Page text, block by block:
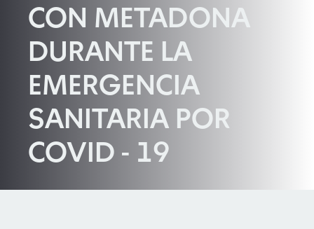
CON METADONA
DURANTE LA
EMERGENCIA
SANITARIA POR
COVID - 19